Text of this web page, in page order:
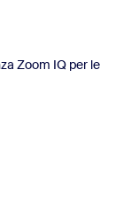
Zoom IQ per le